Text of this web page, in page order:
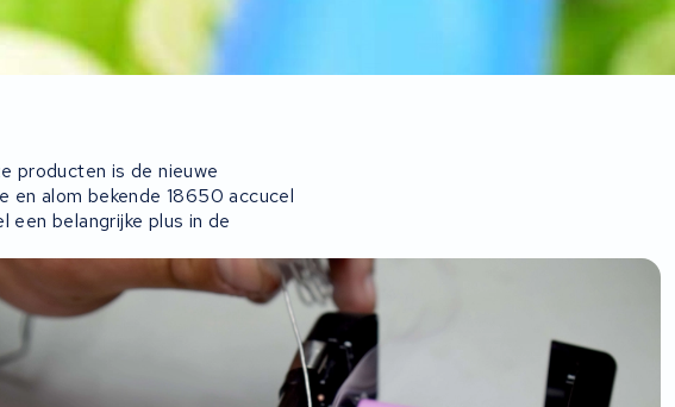
producten is de nieuwe
en alom bekende 18650 accucel
belangrijke plus in de